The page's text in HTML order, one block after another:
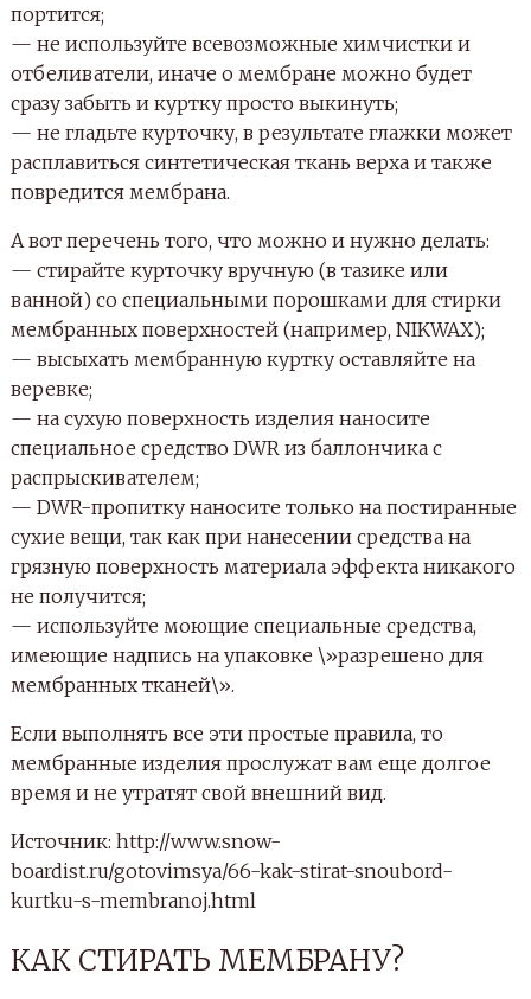
портится;
— не используйте всевозможные химчистки и
отбеливатели, иначе о мембране можно будет
сразу забыть и куртку просто выкинуть;
— не гладьте курточку, в результате глажки может
расплавиться синтетическая ткань верха и также
повредится мембрана.
А вот перечень того, что можно и нужно делать:
— стирайте курточку вручную (в тазике или
ванной) со специальными порошками для стирки
мембранных поверхностей (например, NIKWAX);
— высыхать мембранную куртку оставляйте на
веревке;
— на сухую поверхность изделия наносите
специальное средство DWR из баллончика с
распрыскивателем;
— DWR-пропитку наносите только на постиранные
сухие вещи, так как при нанесении средства на
грязную поверхность материала эффекта никакого
не получится;
— используйте моющие специальные средства,
имеющие надпись на упаковке \»разрешено для
мембранных тканей\».
Если выполнять все эти простые правила, то
мембранные изделия прослужат вам еще долгое
время и не утратят свой внешний вид.
Источник: http://www.snow-
boardist.ru/gotovimsya/66-kak-stirat-snoubord-
kurtku-s-membranoj.html
КАК СТИРАТЬ МЕМБРАНУ?